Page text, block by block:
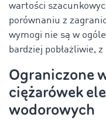
wartości
porównaniu z
wymogi nie są w
bardziej pobłażliwie,
Ograniczone
ciężarówek
wodorowych